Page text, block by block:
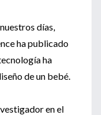
días,
ha publicado
ha
de un bebé.
en el